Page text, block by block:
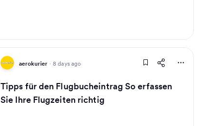
aerokurier · 8 days ago
Tipps für den Flugbucheintrag So erfassen
Sie Ihre Flugzeiten richtig